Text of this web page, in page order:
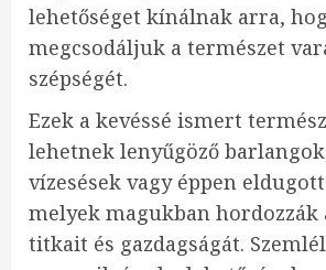
lehetőséget kínálnak arra,
megcsodáljuk a természet
szépségét.
Ezek a kevéssé ismert
lehetnek lenyűgöző
vízesések vagy éppen
melyek magukban hordozzák
titkait és gazdagságát.